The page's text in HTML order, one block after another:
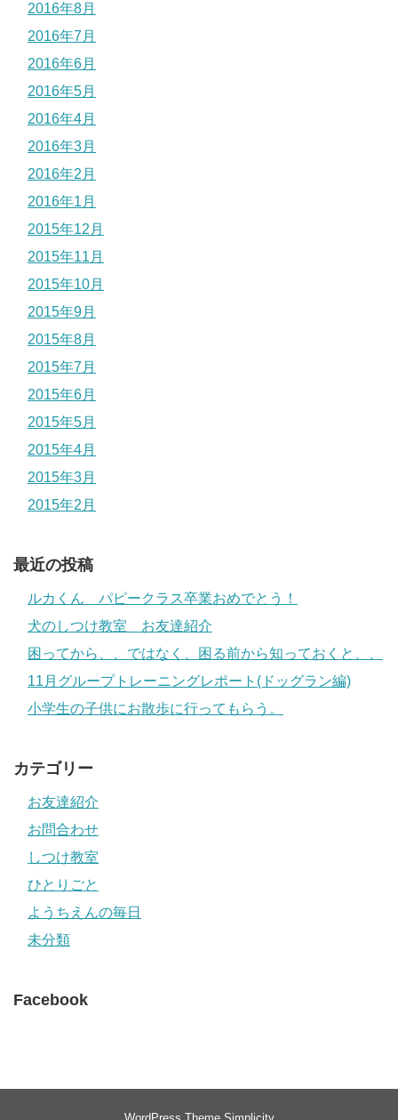
2016年8月
2016年7月
2016年6月
2016年5月
2016年4月
2016年3月
2016年2月
2016年1月
2015年12月
2015年11月
2015年10月
2015年9月
2015年8月
2015年7月
2015年6月
2015年5月
2015年4月
2015年3月
2015年2月
最近の投稿
ルカくん パピークラス卒業おめでとう！
犬のしつけ教室 お友達紹介
困ってから、、ではなく、困る前から知っておくと、、
11月グループトレーニングレポート(ドッグラン編)
小学生の子供にお散歩に行ってもらう。
カテゴリー
お友達紹介
お問合わせ
しつけ教室
ひとりごと
ようちえんの毎日
未分類
Facebook